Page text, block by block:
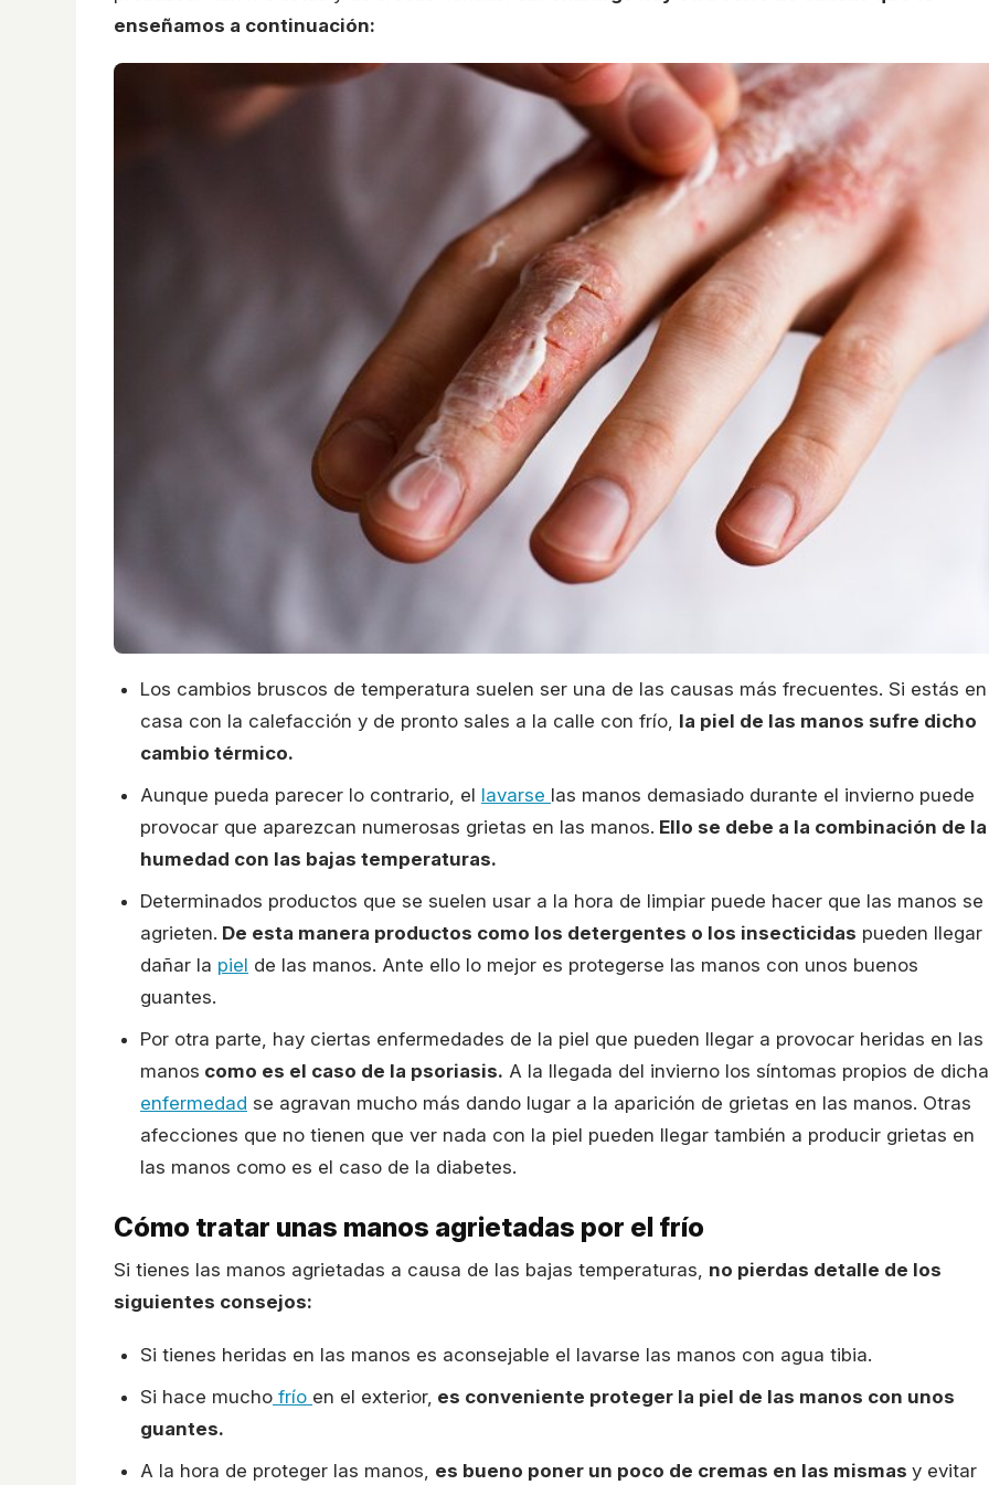
enseñamos a continuación:
Los cambios bruscos de temperatura suelen ser una de las causas más frecuentes. Si estás en
casa con la calefacción y de pronto sales a la calle con frío, la piel de las manos sufre dicho
cambio térmico.
Aunque pueda parecer lo contrario, el lavarse las manos demasiado durante el invierno puede
provocar que aparezcan numerosas grietas en las manos. Ello se debe a la combinación de la
humedad con las bajas temperaturas.
Determinados productos que se suelen usar a la hora de limpiar puede hacer que las manos se
agrieten. De esta manera productos como los detergentes o los insecticidas pueden llegar
dañar la piel de las manos. Ante ello lo mejor es protegerse las manos con unos buenos
guantes.
Por otra parte, hay ciertas enfermedades de la piel que pueden llegar a provocar heridas en las
manos como es el caso de la psoriasis. A la llegada del invierno los síntomas propios de dicha
enfermedad se agravan mucho más dando lugar a la aparición de grietas en las manos. Otras
afecciones que no tienen que ver nada con la piel pueden llegar también a producir grietas en
las manos como es el caso de la diabetes.
Cómo tratar unas manos agrietadas por el frío
Si tienes las manos agrietadas a causa de las bajas temperaturas, no pierdas detalle de los
siguientes consejos:
Si tienes heridas en las manos es aconsejable el lavarse las manos con agua tibia.
Si hace mucho frío en el exterior, es conveniente proteger la piel de las manos con unos
guantes.
A la hora de proteger las manos, es bueno poner un poco de cremas en las mismas y evitar